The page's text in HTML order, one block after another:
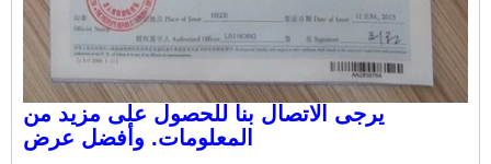
يرجى الاتصال بنا للحصول على مزيد من
المعلومات. وأفضل عرض